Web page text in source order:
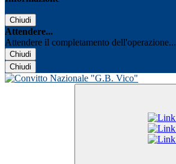
Chiudi
Attendere...
Attendere il completamento dell'operazione...
Chiudi
Chiudi